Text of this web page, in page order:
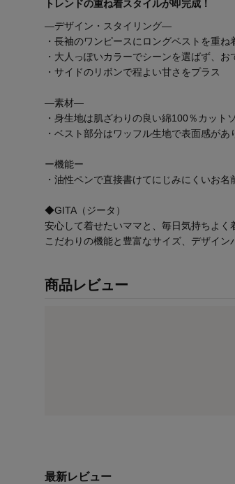
トレンドの重ね着スタイルが即完成！
―デザイン・スタイリング―
・長袖のワンピースにロングベストを重
・大人っぽいカラーでシーンを選ばず、
・サイドのリボンで程よい甘さをプラス
―素材―
・身生地は肌ざわりの良い綿100％カット
・ベスト部分はワッフル生地で表面感が
ー機能ー
・油性ペンで直接書けてにじみにくいお名
◆GITA（ジータ）
安心して着せたいママと、毎日気持ちよく
こだわりの機能と豊富なサイズ、デザイ
商品レビュー
最新レビュー